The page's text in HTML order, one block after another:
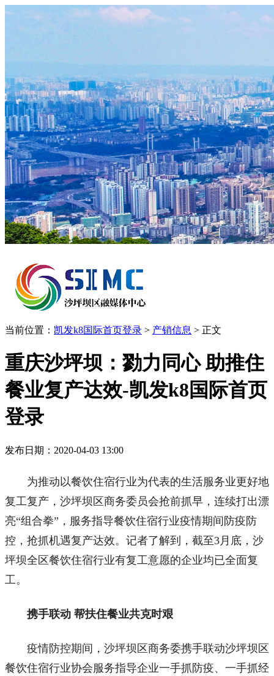
当前位置： 凯发k8国际首页登录 > 产销信息 > 正文
重庆沙坪坝：勠力同心 助推住
餐业复产达效-凯发k8国际首页
登录
发布日期：2020-04-03 13:00
为推动以餐饮住宿行业为代表的生活服务业更好地
复工复产，沙坪坝区商务委员会抢前抓早，连续打出漂
亮“组合拳”，服务指导餐饮住宿行业疫情期间防疫防
控，抢抓机遇复产达效。记者了解到，截至3月底，沙
坪坝全区餐饮住宿行业有复工意愿的企业均已全面复
工。
携手联动 帮扶住餐业共克时艰
疫情防控期间，沙坪坝区商务委携手联动沙坪坝区
餐饮住宿行业协会服务指导企业一手抓防疫、一手抓经